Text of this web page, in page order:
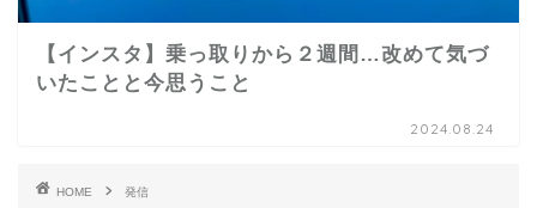
【インスタ】乗っ取りから２週間…改めて気づ
いたことと今思うこと
2024.08.24
HOME 発信